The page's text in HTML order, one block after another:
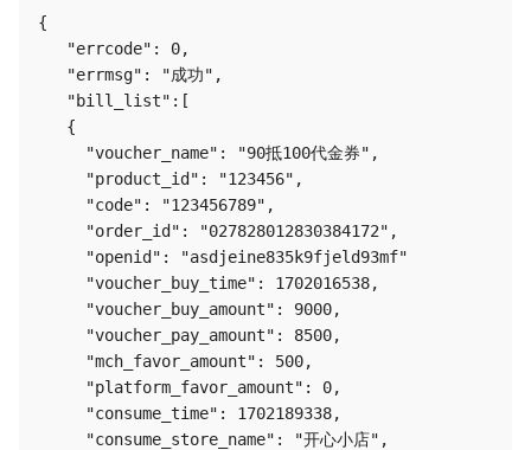
{
   "errcode": 0,
   "errmsg": "成功",
   "bill_list":[
   {
     "voucher_name": "90抵100代金券",
     "product_id": "123456",
     "code": "123456789",
     "order_id": "027828012830384172",
     "openid": "asdjeine835k9fjeld93mf"
     "voucher_buy_time": 1702016538,
     "voucher_buy_amount": 9000,
     "voucher_pay_amount": 8500,
     "mch_favor_amount": 500,
     "platform_favor_amount": 0,
     "consume_time": 1702189338,
     "consume_store_name": "开心小店",